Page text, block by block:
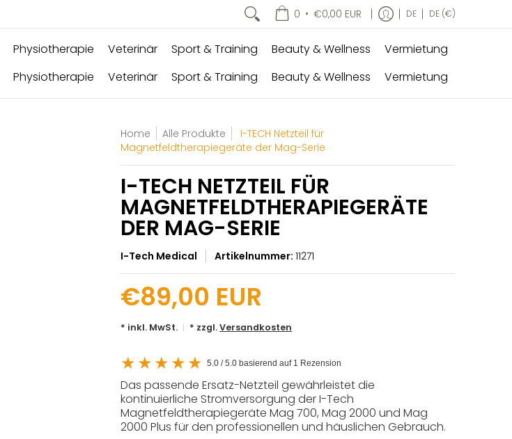
0 • €0,00 EUR DE DE (€)
Physiotherapie Veterinär Sport & Training Beauty & Wellness
Vermietung
Physiotherapie Veterinär Sport & Training Beauty & Wellness Vermietung
Home Alle Produkte
I-TECH Netzteil für
Magnetfeldtherapiegeräte der Mag-Serie
I-TECH NETZTEIL FÜR
MAGNETFELDTHERAPIEGERÄTE
DER MAG-SERIE
I-Tech Medical Artikelnummer:11271
€89,00 EUR
* inkl. MwSt. * zzgl.Versandkosten
5.0 / 5.0 basierend auf 1 Rezension
Das passende Ersatz-Netzteil gewährleistet die
kontinuierliche Stromversorgung der I-Tech
Magnetfeldtherapiegeräte Mag 700, Mag 2000 und Mag
2000 Plus für den professionellen und häuslichen Gebrauch.